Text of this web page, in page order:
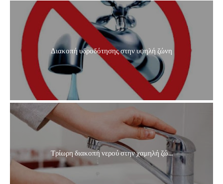
Διακοπή υδροδότησης στην υψηλή ζώνη
Τρίωρη διακοπή νερού στην χαμηλή ζώ...